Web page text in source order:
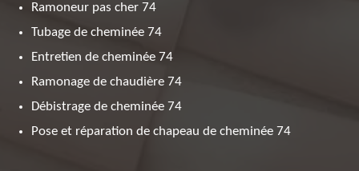
Ramoneur pas cher 74
Tubage de cheminée 74
Entretien de cheminée 74
Ramonage de chaudière 74
Débistrage de cheminée 74
Pose et réparation de chapeau de cheminée 74